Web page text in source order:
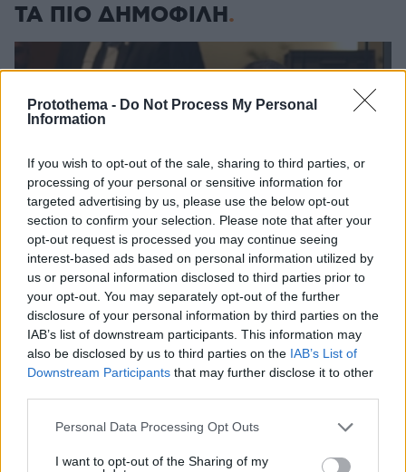
Protothema - Do Not Process My Personal
Information
If you wish to opt-out of the sale, sharing to third parties, or
processing of your personal or sensitive information for
targeted advertising by us, please use the below opt-out
section to confirm your selection. Please note that after your
opt-out request is processed you may continue seeing
interest-based ads based on personal information utilized by
us or personal information disclosed to third parties prior to
your opt-out. You may separately opt-out of the further
disclosure of your personal information by third parties on the
IAB’s list of downstream participants. This information may
also be disclosed by us to third parties on the IAB’s List of
Downstream Participants that may further disclose it to other
Please note that this website/app uses one or more Google
not limited to your visit or usage behaviour. You may click to
Personal Data Processing Opt Outs
I want to opt-out of the Sharing of my
ΤΑ ΠΙΟ ΔΗΜΟΦΙΛΗ
ΔΕΘ τετραετίας με μέτρα για όλους: Τι θα πει ο
10.08.2026, 08:51